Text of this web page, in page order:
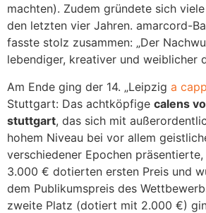
machten). Zudem gründete sich
den letzten vier Jahren. amarcord-
fasste stolz zusammen: „Der
lebendiger, kreativer und weiblicher
Am Ende ging der 14. „Leipzig a
Stuttgart: Das achtköpfige calens
stuttgart, das sich mit
hohem Niveau bei vor allem
verschiedener Epochen
3.000 € dotierten ersten Preis und
dem Publikumspreis des
zweite Platz (dotiert mit 2.000 €)